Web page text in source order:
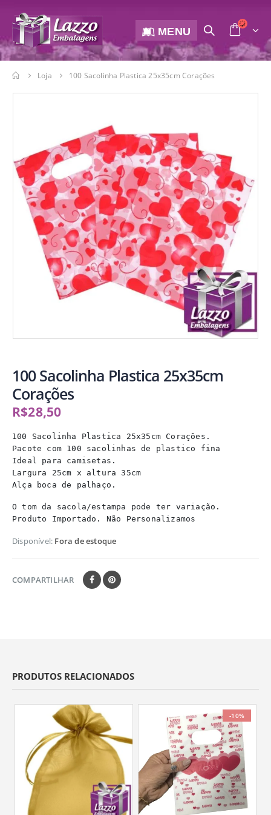
MENU
Loja 100 Sacolinha Plastica 25x35cm Corações
100 Sacolinha Plastica 25x35cm
Corações
R$28,50
100 Sacolinha Plastica 25x35cm Corações.
Pacote com 100 sacolinhas de plastico fina
Ideal para camisetas.
Largura 25cm x altura 35cm
Alça boca de palhaço.
O tom da sacola/estampa pode ter variação.
Disponível: Fora de estoque
COMPARTILHAR
PRODUTOS RELACIONADOS
-10%